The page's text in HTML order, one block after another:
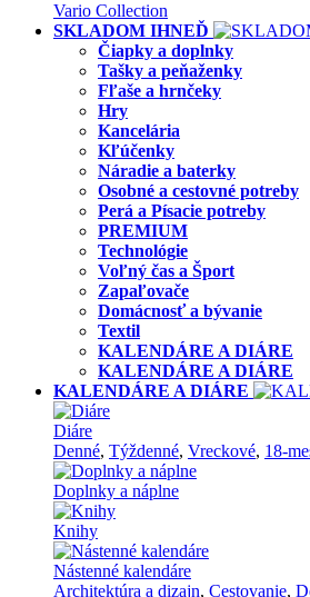
Vario Collection
SKLADOM IHNEĎ
Čiapky a doplnky
Tašky a peňaženky
Fľaše a hrnčeky
Hry
Kancelária
Kľúčenky
Náradie a baterky
Osobné a cestovné potreby
Perá a Písacie potreby
PREMIUM
Technológie
Voľný čas a Šport
Zapaľovače
Domácnosť a bývanie
Textil
KALENDÁRE A DIÁRE
KALENDÁRE A DIÁRE
KALENDÁRE A DIÁRE
Diáre
Denné, Týždenné, Vreckové, 18-
Doplnky a náplne
Knihy
Nástenné kalendáre
Architektúra a dizajn, Cestovanie,